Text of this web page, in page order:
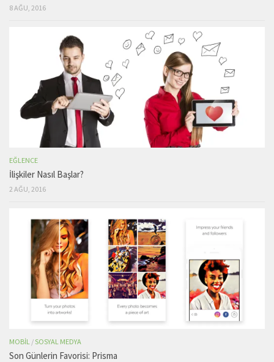
8 AĞU, 2016
EĞLENCE
İlişkiler Nasıl Başlar?
2 AĞU, 2016
MOBIL /SOSYAL MEDYA
Son Günlerin Favorisi: Prisma